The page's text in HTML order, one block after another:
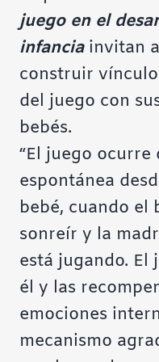
juego en el
infancia invitan
construir
del juego con
bebés.
“El juego ocurre
espontánea
bebé, cuando el
sonreír y la
está jugando. El
él y las
emociones
mecanismo